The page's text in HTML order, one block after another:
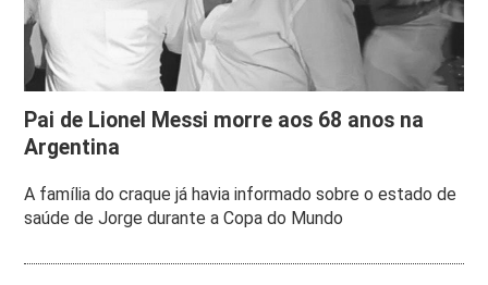
Pai de Lionel Messi morre aos 68 anos na
Argentina
A família do craque já havia informado sobre o estado de
saúde de Jorge durante a Copa do Mundo